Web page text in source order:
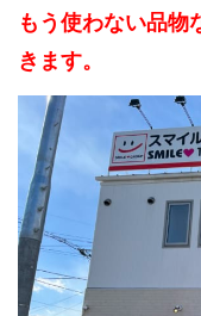
もう使わない品
きます。